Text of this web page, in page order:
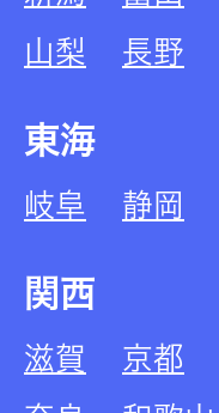
山梨
長野
東海
岐阜 静岡
関西
滋賀 京都